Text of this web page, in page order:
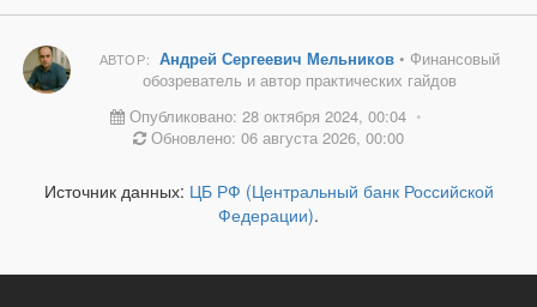
АВТОР: Андрей Сергеевич Мельников• Финансовый
обозреватель и автор практических гайдов
Опубликовано: 28 октября 2024, 00:04 •
Обновлено: 06 августа 2026, 00:00
Источник данных: ЦБ РФ (Центральный банк Российской
Федерации).